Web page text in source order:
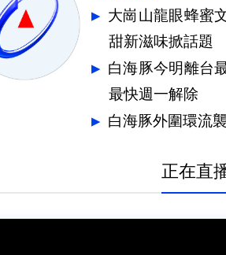
大崗山龍眼蜂蜜
甜新滋味掀話題
白海豚今明離台
最快週一解除
正在直